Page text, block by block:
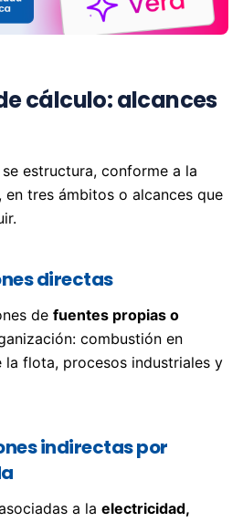
cálculo: alcances
estructura, conforme a la
tres ámbitos o alcances que
directas
de fuentes propias o
combustión en
la flota, procesos industriales y
indirectas por
a la electricidad,